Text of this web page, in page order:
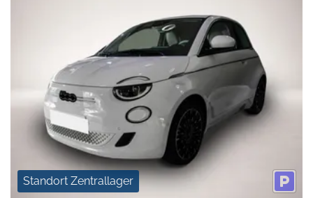
Standort Zentrallager